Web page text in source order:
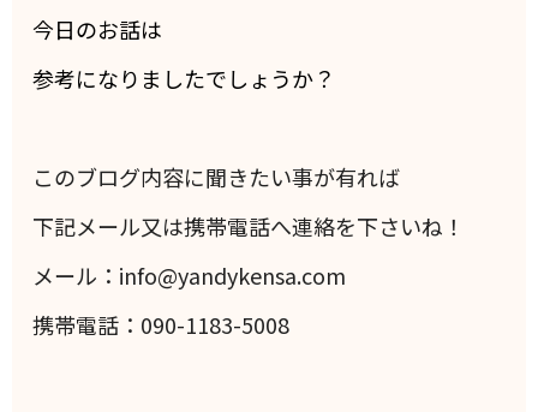
今日のお話は
参考になりましたでしょうか？
このブログ内容に聞きたい事が有れば
下記メール又は携帯電話へ連絡を下さいね！
メール：info@yandykensa.com
携帯電話：090-1183-5008